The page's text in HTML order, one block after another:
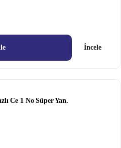
İncele
Ce 1 No Süper Yan.